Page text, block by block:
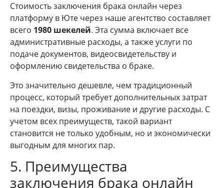
Стоимость заключения брака онлайн через
платформу в Юте через наше агентство составляет
всего 1980 шекелей. Эта сумма включает все
административные расходы, а также услуги по
подаче документов, видеосвидетельству и
оформлению свидетельства о браке.
Это значительно дешевле, чем традиционный
процесс, который требует дополнительных затрат
на поездки, визы, проживание и другие расходы. С
учетом всех преимуществ, такой вариант
становится не только удобным, но и экономически
выгодным для многих пар.
5. Преимущества
заключения брака онлайн